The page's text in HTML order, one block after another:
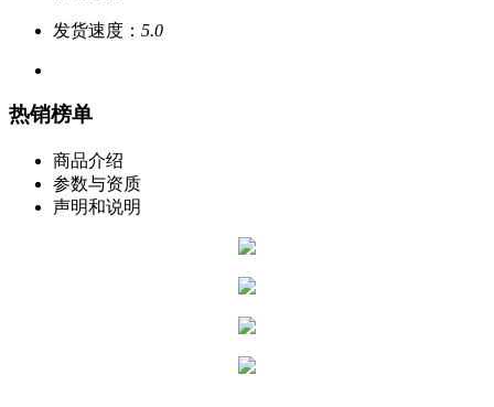
发货速度： 5.0
热销榜单
商品介绍
参数与资质
声明和说明